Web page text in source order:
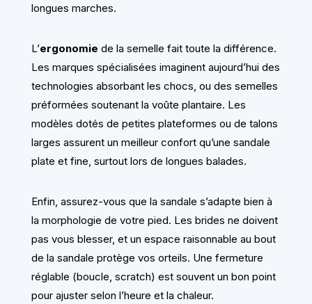
longues marches.
L’ergonomie de la semelle fait toute la différence.
Les marques spécialisées imaginent aujourd’hui des
technologies absorbant les chocs, ou des semelles
préformées soutenant la voûte plantaire. Les
modèles dotés de petites plateformes ou de talons
larges assurent un meilleur confort qu’une sandale
plate et fine, surtout lors de longues balades.
Enfin, assurez-vous que la sandale s’adapte bien à
la morphologie de votre pied. Les brides ne doivent
pas vous blesser, et un espace raisonnable au bout
de la sandale protège vos orteils. Une fermeture
réglable (boucle, scratch) est souvent un bon point
pour ajuster selon l’heure et la chaleur.